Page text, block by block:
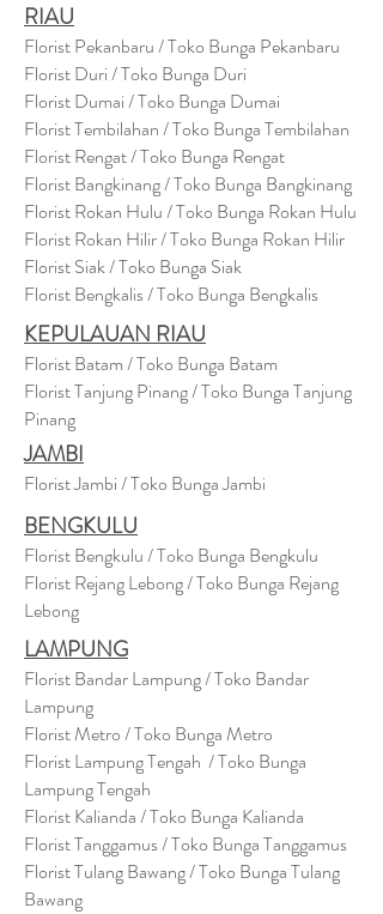
RIAU
Florist Pekanbaru / Toko Bunga Pekanbaru
Florist Duri / Toko Bunga Duri
Florist Dumai / Toko Bunga Dumai
Florist Tembilahan / Toko Bunga Tembilahan
Florist Rengat / Toko Bunga Rengat
Florist Bangkinang / Toko Bunga Bangkinang
Florist Rokan Hulu / Toko Bunga Rokan Hulu
Florist Rokan Hilir / Toko Bunga Rokan Hilir
Florist Siak / Toko Bunga Siak
Florist Bengkalis / Toko Bunga Bengkalis
KEPULAUAN RIAU
Florist Batam / Toko Bunga Batam
Florist Tanjung Pinang / Toko Bunga Tanjung
Pinang
JAMBI
Florist Jambi / Toko Bunga Jambi
BENGKULU
Florist Bengkulu / Toko Bunga Bengkulu
Florist Rejang Lebong / Toko Bunga Rejang
Lebong
LAMPUNG
Florist Bandar Lampung / Toko Bandar
Lampung
Florist Metro / Toko Bunga Metro
Florist Lampung Tengah / Toko Bunga
Lampung Tengah
Florist Kalianda / Toko Bunga Kalianda
Florist Tanggamus / Toko Bunga Tanggamus
Florist Tulang Bawang / Toko Bunga Tulang
Bawang